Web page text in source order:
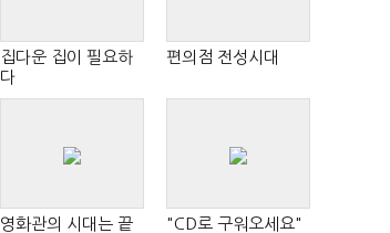
집다운 집이 필요하
다
편의점 전성시대
영화관의 시대는 끝
"CD로 구워오세요"